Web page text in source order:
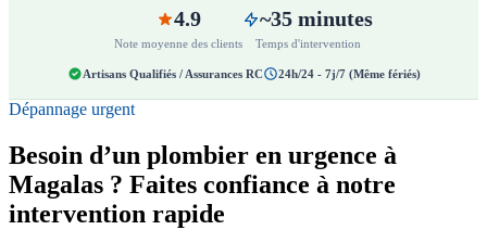
4.9
Note moyenne des clients
~35 minutes
Temps d'intervention
Artisans Qualifiés / Assurances RC 24h/24 - 7j/7 (Même fériés)
Dépannage urgent
Besoin d’un plombier en urgence à
Magalas ? Faites confiance à notre
intervention rapide